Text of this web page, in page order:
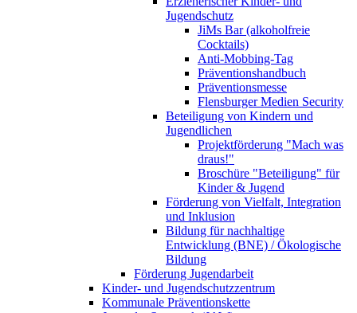
Jugendschutz
JiMs Bar (alkoholfreie
Cocktails)
Anti-Mobbing-Tag
Präventionshandbuch
Präventionsmesse
Flensburger Medien Security
Beteiligung von Kindern und
Jugendlichen
Projektförderung "Mach was
draus!"
Broschüre "Beteiligung" für
Kinder & Jugend
Förderung von Vielfalt, Integration
und Inklusion
Bildung für nachhaltige
Entwicklung (BNE) / Ökologische
Bildung
Förderung Jugendarbeit
Kinder- und Jugendschutzzentrum
Kommunale Präventionskette